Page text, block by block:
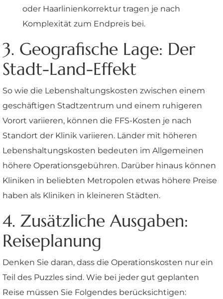
oder Haarlinienkorrektur tragen je nach
Komplexität zum Endpreis bei.
3. Geografische Lage: Der
Stadt-Land-Effekt
So wie die Lebenshaltungskosten zwischen einem
geschäftigen Stadtzentrum und einem ruhigeren
Vorort variieren, können die FFS-Kosten je nach
Standort der Klinik variieren. Länder mit höheren
Lebenshaltungskosten bedeuten im Allgemeinen
höhere Operationsgebühren. Darüber hinaus können
Kliniken in beliebten Metropolen etwas höhere Preise
haben als Kliniken in kleineren Städten.
4. Zusätzliche Ausgaben:
Reiseplanung
Denken Sie daran, dass die Operationskosten nur ein
Teil des Puzzles sind. Wie bei jeder gut geplanten
Reise müssen Sie Folgendes berücksichtigen: